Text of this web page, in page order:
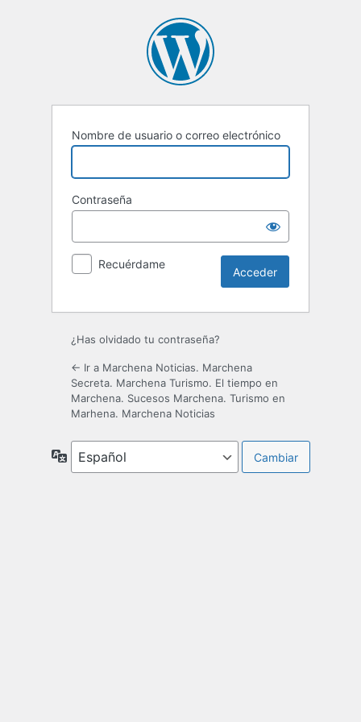
Nombre de usuario o correo electrónico
Contraseña
Recuérdame
¿Has olvidado tu contraseña?
← Ir a Marchena Noticias. Marchena
Secreta. Marchena Turismo. El tiempo en
Marchena. Sucesos Marchena. Turismo en
Marhena. Marchena Noticias
Idioma